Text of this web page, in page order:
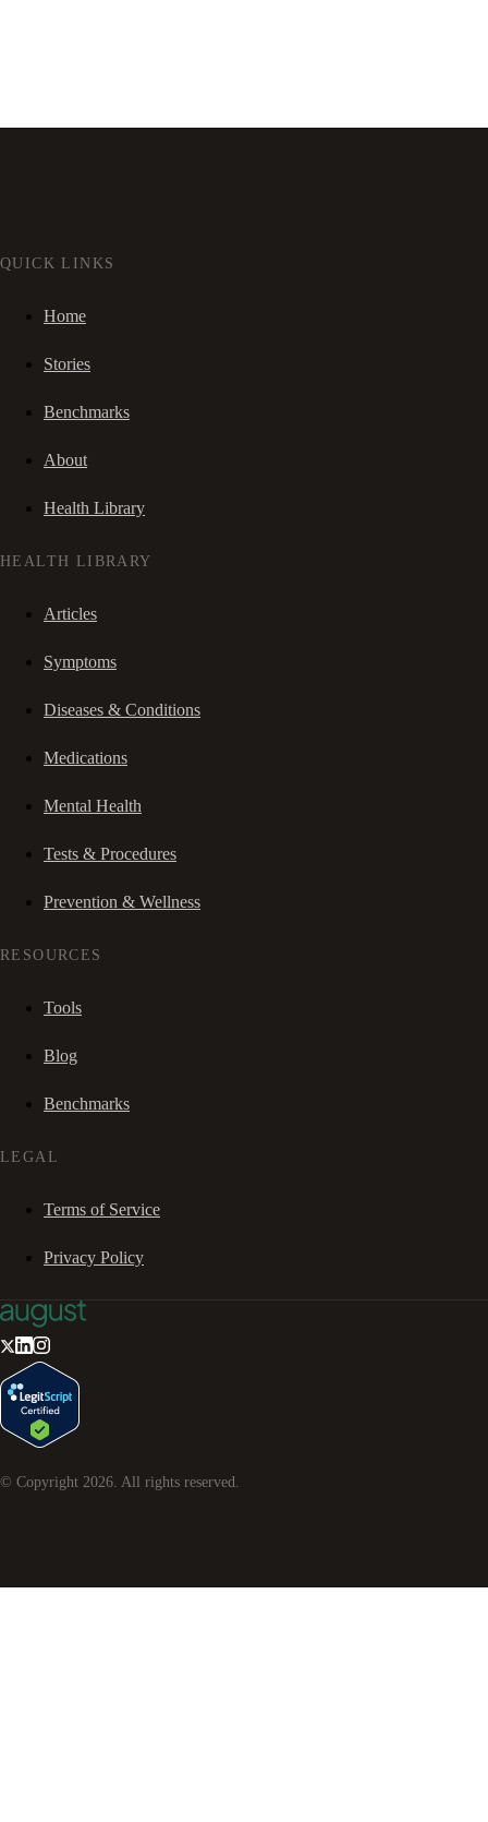
QUICK LINKS
Home
Stories
Benchmarks
About
Health Library
HEALTH LIBRARY
Articles
Symptoms
Diseases & Conditions
Medications
Mental Health
Tests & Procedures
Prevention & Wellness
RESOURCES
Tools
Blog
Benchmarks
LEGAL
Terms of Service
Privacy Policy
© Copyright 2026 . All rights reserved.